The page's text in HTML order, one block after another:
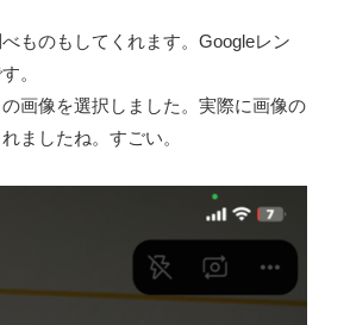
ものもしてくれます。Googleレン
。
画像を選択しました。実際に画像の
ましたね。すごい。